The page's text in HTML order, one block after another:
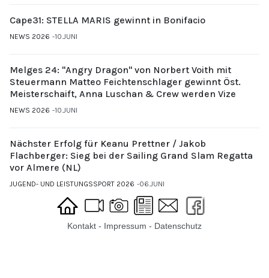
Cape31: STELLA MARIS gewinnt in Bonifacio
NEWS 2026 10.JUNI
Melges 24: "Angry Dragon" von Norbert Voith mit
Steuermann Matteo Feichtenschlager gewinnt Öst.
Meisterschaift, Anna Luschan & Crew werden Vize
NEWS 2026 10.JUNI
Nächster Erfolg für Keanu Prettner / Jakob
Flachberger: Sieg bei der Sailing Grand Slam Regatta
vor Almere (NL)
JUGEND- UND LEISTUNGSSPORT 2026 06.JUNI
Kontakt - Impressum - Datenschutz